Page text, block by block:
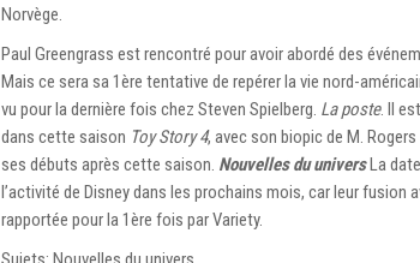
Norvège.
Paul Greengrass est rencontré pour avoir abordé des
Mais ce sera sa 1ère tentative de repérer la vie nord-
vu pour la dernière fois chez Steven Spielberg. La poste. Il
dans cette saison Toy Story 4, avec son biopic de M. Rogers
ses débuts après cette saison. Nouvelles du universLa
l’activité de Disney dans les prochains mois, car leur
rapportée pour la 1ère fois par Variety.